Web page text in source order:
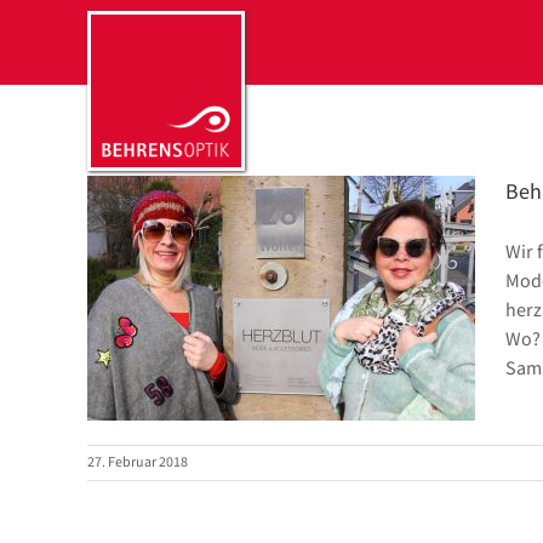
Wir
27. Februar 2018